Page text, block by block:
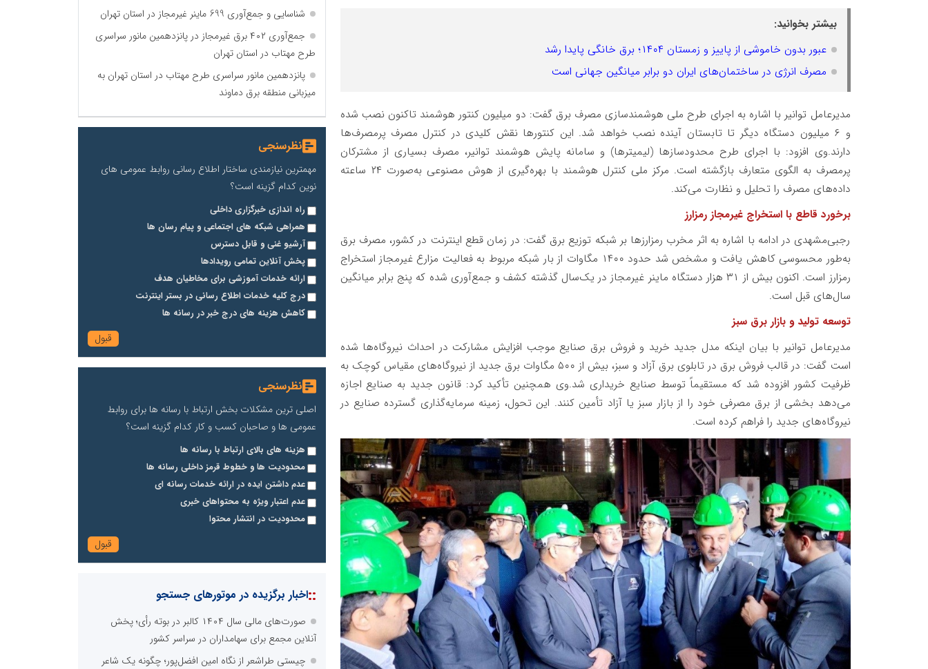
بیشتر بخوانید:
عبور بدون خاموشی از پاییز و زمستان ۱۴۰۴؛ برق خانگی پایدا رشد
مصرف انرژی در ساختمان‌های ایران دو برابر میانگین جهانی است
مدیرعامل توانیر با اشاره به اجرای طرح ملی هوشمندسازی مصرف برق گفت: دو میلیون کنتور هوشمند تاکنون نصب شده
و ۶ میلیون دستگاه دیگر تا تابستان آینده نصب خواهد شد. این کنتورها نقش کلیدی در کنترل مصرف پرمصرف‌ها
دارند.وی افزود: با اجرای طرح محدودسازها (لیمیترها) و سامانه پایش هوشمند توانیر، مصرف بسیاری از مشترکان
پرمصرف به الگوی متعارف بازگشته است. مرکز ملی کنترل هوشمند با بهره‌گیری از هوش مصنوعی به‌صورت ۲۴ ساعته
داده‌های مصرف را تحلیل و نظارت می‌کند.
برخورد قاطع با استخراج غیرمجاز رمزارز
رجبی‌مشهدی در ادامه با اشاره به اثر مخرب رمزارزها بر شبکه توزیع برق گفت: در زمان قطع اینترنت در کشور، مصرف برق
به‌طور محسوسی کاهش یافت و مشخص شد حدود ۱۴۰۰ مگاوات از بار شبکه مربوط به فعالیت مزارع غیرمجاز استخراج
رمزارز است. اکنون بیش از ۳۱ هزار دستگاه ماینر غیرمجاز در یک‌سال گذشته کشف و جمع‌آوری شده که پنج برابر میانگین
سال‌های قبل است.
توسعه تولید و بازار برق سبز
مدیرعامل توانیر با بیان اینکه مدل جدید خرید و فروش برق صنایع موجب افزایش مشارکت در احداث نیروگاه‌ها شده
است گفت: در قالب فروش برق در تابلوی برق آزاد و سبز، بیش از ۵۰۰ مگاوات برق جدید از نیروگاه‌های مقیاس کوچک به
ظرفیت کشور افزوده شد که مستقیماً توسط صنایع خریداری شد.وی همچنین تأکید کرد: قانون جدید به صنایع اجازه
می‌دهد بخشی از برق مصرفی خود را از بازار سبز یا آزاد تأمین کنند. این تحول، زمینه سرمایه‌گذاری گسترده صنایع در
نیروگاه‌های جدید را فراهم کرده است.
شناسایی و جمع‌آوری 699 ماینر غیرمجاز در استان تهران
جمع‌آوری ۴۰۲ برق غیرمجاز در پانزدهمین مانور سراسری
طرح مهتاب در استان تهران
پانزدهمین مانور سراسری طرح مهتاب در استان تهران به
میزبانی منطقه برق دماوند
نظرسنجی
مهمترین نیازمندی ساختار اطلاع رسانی روابط عمومی های
نوین کدام گزینه است؟
راه اندازی خبرگزاری داخلی
همراهی شبکه های اجتماعی و پیام رسان ها
آرشیو غنی و قابل دسترس
پخش آنلاین تمامی رویدادها
ارائه خدمات آموزشی برای مخاطیان هدف
درج کلیه خدمات اطلاع رسانی در بستر اینترنت
کاهش هزینه های درج خبر در رسانه ها
نظرسنجی
اصلی ترین مشکلات بخش ارتباط با رسانه ها برای روابط
عمومی ها و صاحبان کسب و کار کدام گزینه است؟
هزینه های بالای ارتباط با رسانه ها
محدودیت ها و خطوط قرمز داخلی رسانه ها
عدم داشتن ایده در ارائه خدمات رسانه ای
عدم اعتبار ویژه به محتواهای خبری
محدودیت در انتشار محتوا
::اخبار برگزیده در موتورهای جستجو
صورت‌های مالی سال ۱۴۰۴ کالبر در بوته رأی؛ پخش
آنلاین مجمع برای سهامداران در سراسر کشور
چیستی طراشعر از نگاه امین افضل‌پور؛ چگونه یک شاعر